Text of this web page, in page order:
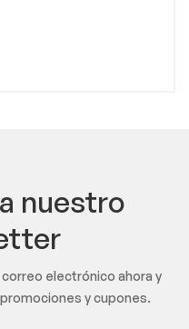
nuestro
electrónico ahora y
y cupones.